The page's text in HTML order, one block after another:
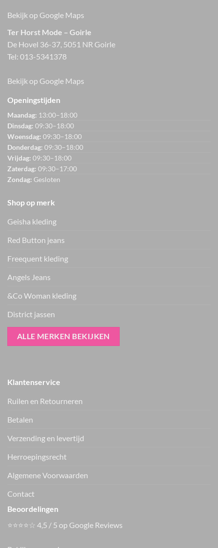
Bekijk op Google Maps
Ter Horst Mode – Goirle
De Hovel 36-37, 5051 NR Goirle
Tel: 013-5341378
Bekijk op Google Maps
Openingstijden
Maandag: 13:00–18:00
Dinsdag: 09:30–18:00
Woensdag: 09:30–18:00
Donderdag: 09:30–18:00
Vrijdag: 09:30–18:00
Zaterdag: 09:30–17:00
Zondag: Gesloten
Shop op merk
Geisha kleding
Red Button jeans
Freequent kleding
Angels Jeans
&Co Woman kleding
District jassen
ALLE MERKEN BEKIJKEN
Klantenservice
Ruilen en Retourneren
Betalen
Verzending en levertijd
Herroepingsrecht
Algemene Voorwaarden
Contact
Beoordelingen
⭐⭐⭐⭐☆ 4,5 / 5 op Google Reviews
Nieuwe items als eerste zien — geen spam, gewoon af en toe een